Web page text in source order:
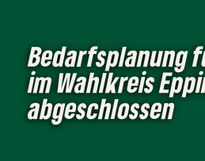
Bedarfsplanung
im Wahlkreis
abgeschlossen